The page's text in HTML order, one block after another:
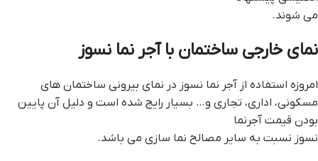
می شوند.
نمای خارجی ساختمان با آجر نما نسوز
امروزه استفاده از آجر نما نسوز در نمای بیرونی ساختمان های
مسکونی، اداری، تجاری و… بسیار رایج شده است و دلیل آن پایین
بودن قیمت آجرنما
نسوز نسبت به سایر مصالح نما سازی می باشد.